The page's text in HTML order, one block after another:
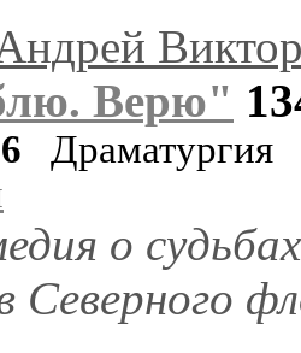
Верю"
Драматургия
о судьбах
Северного